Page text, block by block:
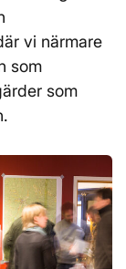
vi närmare
som
som